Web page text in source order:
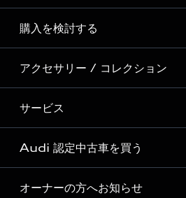
Story of Progress
Audi Sport
Formula 1®
デジタルサービス
ディーラー検索
新車在庫検索
試乗車・展示車検索
見積り依頼
試乗予約
購入を検討する
モデル一覧
特別仕様モデル / 限定モデル
e-tronラインアップ
価格シミュレーション
車両比較
アクセサリー / コレクション
純正アクセサリー
オンラインショップ
Audi collection
サービス
サービス入庫予約
サービスプログラム
Audi 認定中古車を買う
Audi認定中古車
オーナーの方へお知らせ